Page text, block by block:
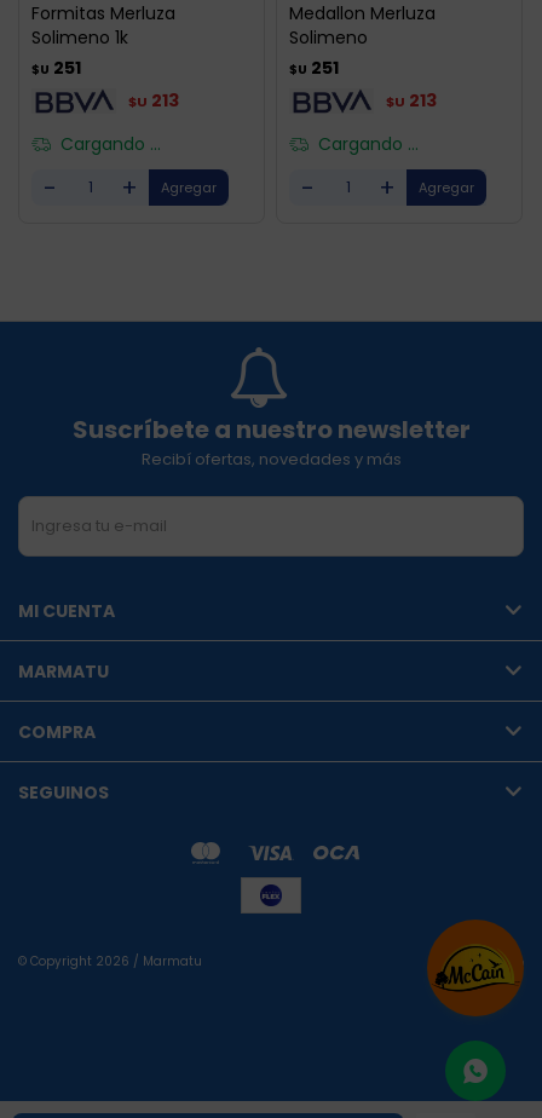
Formitas Merluza
Solimeno 1k
$U 251
$U 213
Cargando ...
- +
Medallon Merluza
Solimeno
$U 251
$U 213
Cargando ...
- +
Suscríbete a nuestro newsletter
Recibí ofertas, novedades y más
MI CUENTA
MARMATU
COMPRA
SEGUINOS
© Copyright 2026 / Marmatu